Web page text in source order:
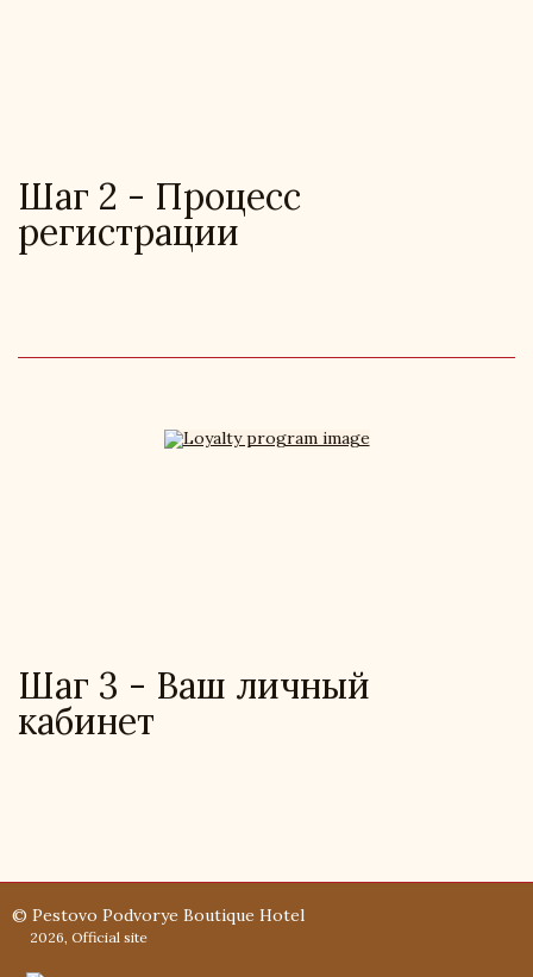
Шаг 2 - Процесс
регистрации
Шаг 3 - Ваш личный
кабинет
© Pestovo Podvorye Boutique Hotel
2026, Official site